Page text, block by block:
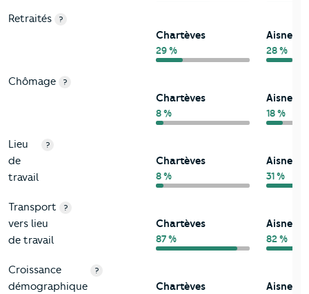
Retraités ?
Chartèves
29 %
Aisne
28 %
Chômage ?
Chartèves
8 %
Aisne
18 %
Lieu
de
travail
?
Chartèves
8 %
Aisne
31 %
Transport
vers lieu
de travail
?
Chartèves
87 %
Aisne
82 %
Croissance
démographique
?
Chartèves Aisne